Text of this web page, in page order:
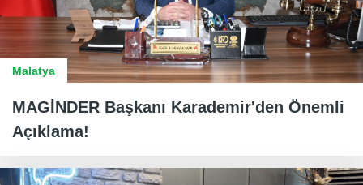
Malatya
MAGİNDER Başkanı Karademir'den Önemli
Açıklama!